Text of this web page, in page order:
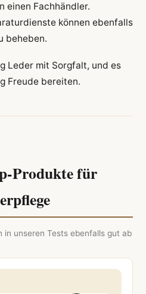
einen Fachhändler.
können ebenfalls
beheben.
Leder mit Sorgfalt, und es
Freude bereiten.
Produkte für
in unseren Tests ebenfalls gut ab